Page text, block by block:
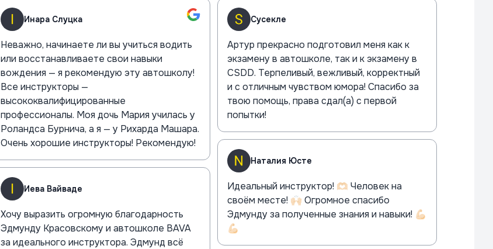
Инара Слуцка
Неважно, начинаете ли вы учиться водить
или восстанавливаете свои навыки
вождения — я рекомендую эту автошколу!
Все инструкторы —
высококвалифицированные
профессионалы. Моя дочь Мария училась у
Роландса Бурнича, а я — у Рихарда Машара.
Очень хорошие инструкторы! Рекомендую!
Иева Вайваде
Хочу выразить огромную благодарность
Эдмунду Красовскому и автошколе BAVA
за идеального инструктора. Эдмунд всё
Сусекле
Артур прекрасно подготовил меня как к
экзамену в автошколе, так и к экзамену в
CSDD. Терпеливый, вежливый, корректный
и с отличным чувством юмора! Спасибо за
твою помощь, права сдал(а) с первой
попытки!
Наталия Юсте
Идеальный инструктор! 🫶🏻 Человек на
своём месте! 🙌🏻 Огромное спасибо
Эдмунду за полученные знания и навыки! 💪🏻
💪🏻